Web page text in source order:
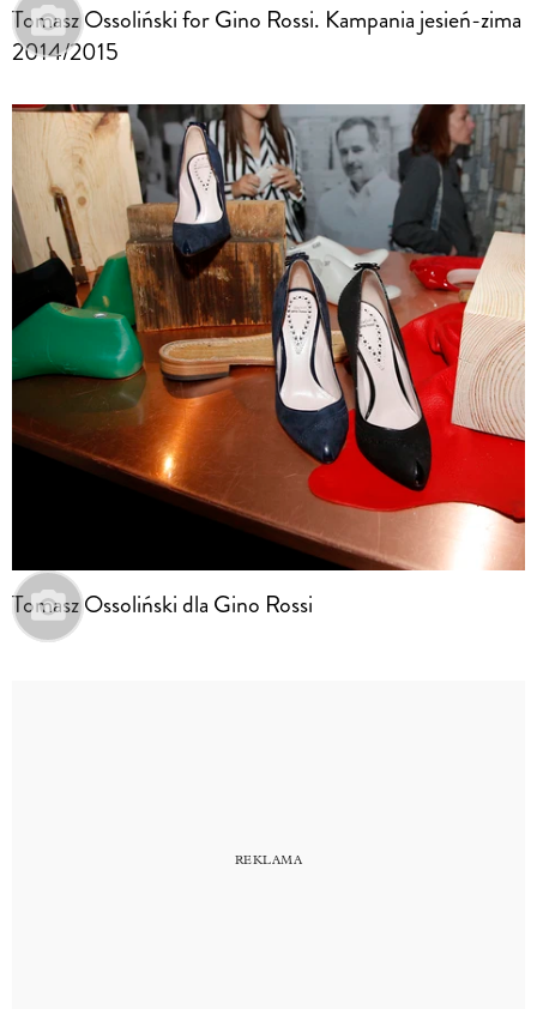
Tomasz Ossoliński for Gino Rossi. Kampania jesień-zima
2014/2015
Tomasz Ossoliński dla Gino Rossi